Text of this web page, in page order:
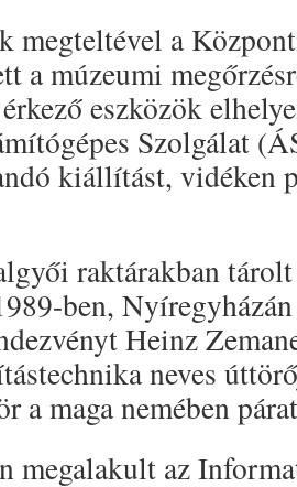
a
a múzeumi
eszközök
Szolgálat
kiállítást, vidéken
raktárakban tárolt
ben,
Heinz
neves
a maga nemében
megalakult az